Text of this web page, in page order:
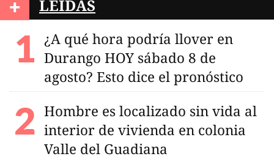
+ LEÍDAS
¿A qué hora podría llover en
Durango HOY sábado 8 de
agosto? Esto dice el pronóstico
Hombre es localizado sin vida al
interior de vivienda en colonia
Valle del Guadiana